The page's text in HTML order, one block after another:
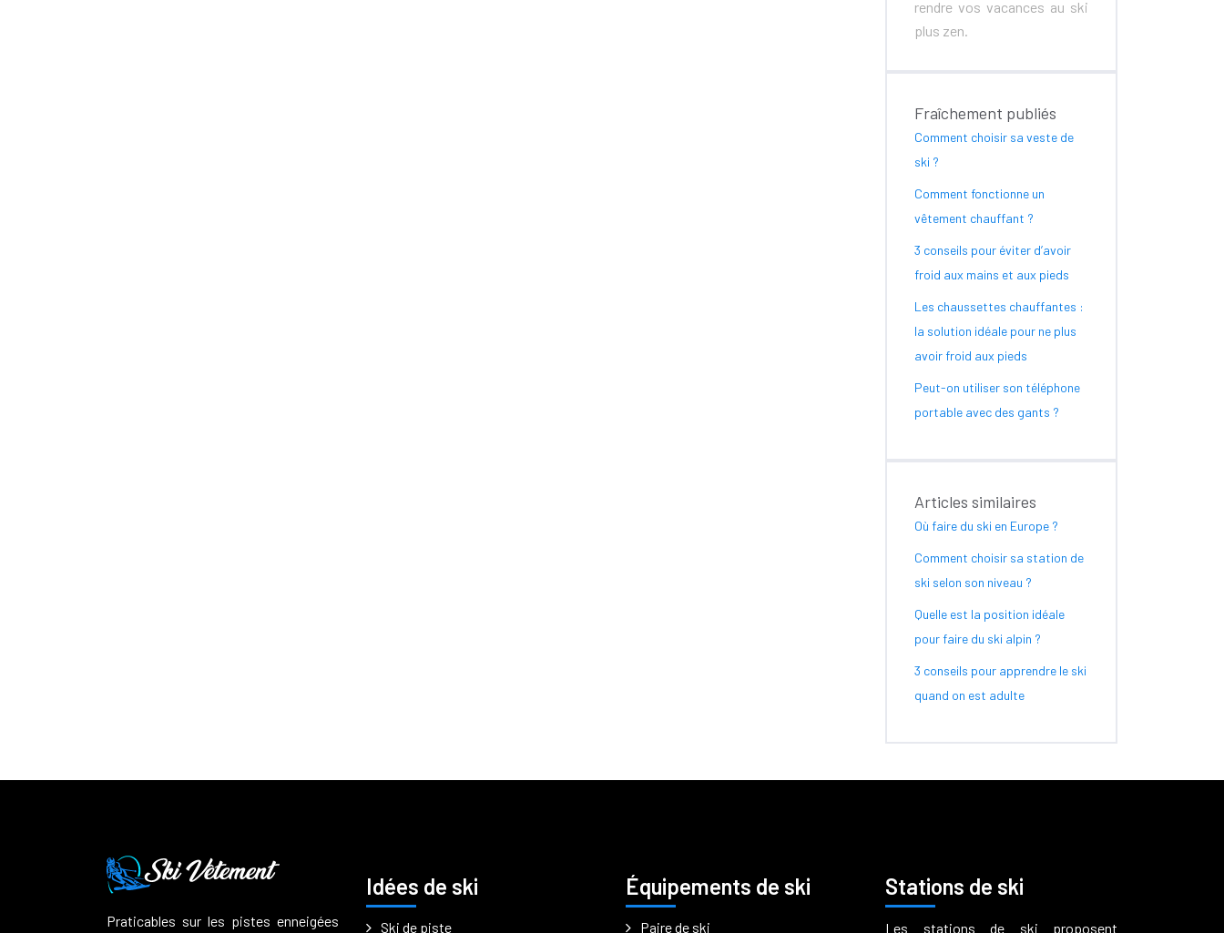
rendre vos vacances au ski
plus zen.
Fraîchement publiés
Comment choisir sa veste de
ski ?
Comment fonctionne un
vêtement chauffant ?
3 conseils pour éviter d’avoir
froid aux mains et aux pieds
Les chaussettes chauffantes :
la solution idéale pour ne plus
avoir froid aux pieds
Peut-on utiliser son téléphone
portable avec des gants ?
Articles similaires
Où faire du ski en Europe ?
Comment choisir sa station de
ski selon son niveau ?
Quelle est la position idéale
pour faire du ski alpin ?
3 conseils pour apprendre le ski
quand on est adulte
Praticables sur les pistes enneigées
Idées de ski
Ski de piste
Équipements de ski
Paire de ski
Stations de ski
Les stations de ski proposent